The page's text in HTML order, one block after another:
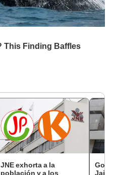
JNE exhorta a la
población y a los